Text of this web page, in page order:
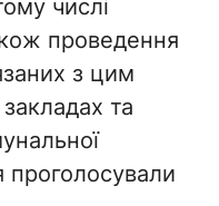
числі
проведення
з цим
та
проголосували